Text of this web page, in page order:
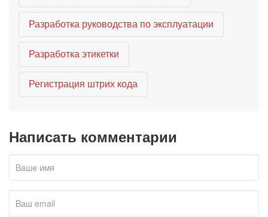
Разработка руководства по эксплуатации
Разработка этикетки
Регистрация штрих кода
Написать комментарии